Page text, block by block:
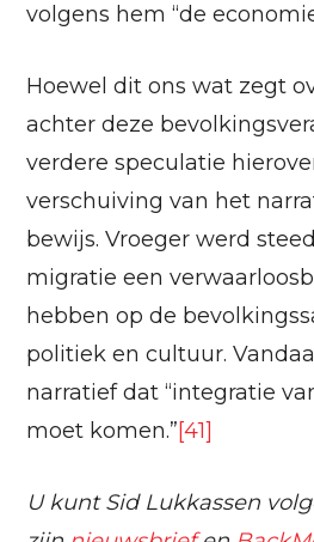
volgens hem “de
Hoewel dit ons wat zegt
achter deze
verdere speculatie
verschuiving van het
bewijs. Vroeger werd
migratie een
hebben op de
politiek en cultuur.
narratief dat “integratie
moet komen.”[41]
U kunt Sid Lukkassen